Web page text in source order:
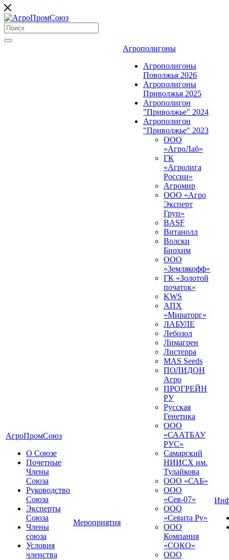
АгроПромСоюз
О Союзе
Почетные
Члены
Союза
Руководство
Союза
Эксперты
Союза
Члены
союза
Условия
членства
Мероприятия
Агрополигоны
Агрополигоны
Поволжья 2026
Агрополигоны
Приволжья 2025
Агрополигон
"Приволжье" 2024
Агрополигон
"Приволжье" 2023
ООО
«АгроЛаб»
ГК
«Агролига
России»
Агромир
ООО «Агро
Эксперт
Груп»
BASF
Витанолл
Волски
Биохим
ООО
«Землякофф»
ГК «Золотой
початок»
KWS
AПX
«Мираторг»
ЛАБУЛЕ
Лебозол
Лимагрен
Листерра
MAS Seeds
ПОЛИДОН
Агро
ПРОГРЕЙН
РУ
Русская
Генетика
ООО
«СААТБАУ
РУС»
Самарский
НИИСХ им.
Тулайкова
ООО «САБ»
ООО
«Сев-07»
ООО
«Севита Ру»
ООО
Компания
«СОКО»
ООО